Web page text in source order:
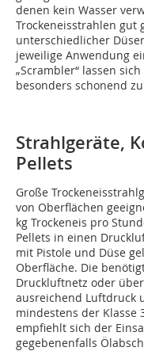
denen kein Wasser
Trockeneisstrahlen gut
unterschiedlicher
jeweilige Anwendung
„Scrambler“ lassen
besonders schonend
Strahlgeräte,
Pellets
Große
von Oberflächen
kg Trockeneis pro
Pellets in einen
mit Pistole und Düse
Oberfläche. Die
Druckluftnetz oder
ausreichend Luftdruck
mindestens der Klasse
empfiehlt sich der
gegebenenfalls